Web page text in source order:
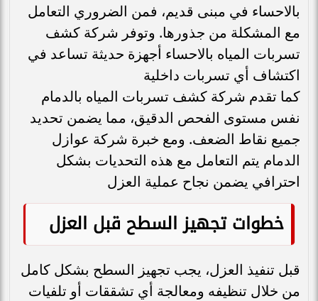
بالاحساء في مبنى قديم، فمن الضروري التعامل
مع المشكلة من جذورها. وتوفر شركة كشف
تسربات المياه بالاحساء أجهزة حديثة تساعد في
اكتشاف أي تسربات داخلية
كما تقدم شركة كشف تسربات المياه بالدمام
نفس مستوى الفحص الدقيق، مما يضمن تحديد
جميع نقاط الضعف. ومع خبرة شركة عوازل
الدمام يتم التعامل مع هذه التحديات بشكل
احترافي يضمن نجاح عملية العزل
خطوات تجهيز السطح قبل العزل
قبل تنفيذ العزل، يجب تجهيز السطح بشكل كامل
من خلال تنظيفه ومعالجة أي تشققات أو تلفيات